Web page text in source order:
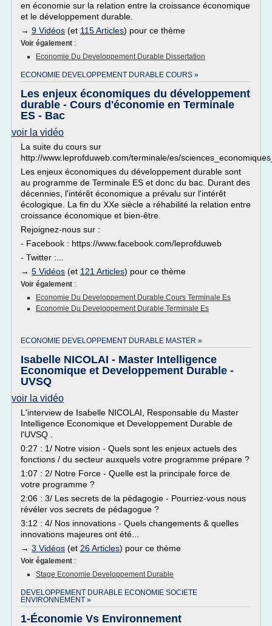
en économie sur la relation entre la croissance économique
et le développement durable.
→ 9 Vidéos (et 115 Articles) pour ce thème
Voir également :
Economie Du Developpement Durable Dissertation
ECONOMIE DEVELOPPEMENT DURABLE COURS »
Les enjeux économiques du développement
durable - Cours d'économie en Terminale
ES - Bac
voir la vidéo
La suite du cours sur
http://www.leprofduweb.com/terminale/es/
Les enjeux économiques du développement durable sont
au programme de Terminale ES et donc du bac. Durant des
décennies, l'intérêt économique a prévalu sur l'intérêt
écologique. La fin du XXe siècle a réhabilité la relation entre
croissance économique et bien-être.
Rejoignez-nous sur :
- Facebook : https://www.facebook.com/leprofduweb
- Twitter :...
→ 5 Vidéos (et 121 Articles) pour ce thème
Voir également :
Economie Du Developpement Durable Cours Terminale Es
Economie Du Developpement Durable Terminale Es
ECONOMIE DEVELOPPEMENT DURABLE MASTER »
Isabelle NICOLAI - Master Intelligence
Economique et Developpement Durable -
UVSQ
voir la vidéo
L'interview de Isabelle NICOLAI, Responsable du Master
Intelligence Economique et Developpement Durable de
l'UVSQ .
0:27 : 1/ Notre vision - Quels sont les enjeux actuels des
fonctions / du secteur auxquels votre programme prépare ?
1:07 : 2/ Notre Force - Quelle est la principale force de
votre programme ?
2:06 : 3/ Les secrets de la pédagogie - Pourriez-vous nous
révéler vos secrets de pédagogue ?
3:12 : 4/ Nos innovations - Quels changements & quelles
innovations majeures ont été...
→ 3 Vidéos (et 26 Articles) pour ce thème
Voir également :
Stage Economie Developpement Durable
DEVELOPPEMENT DURABLE ECONOMIE SOCIETE
ENVIRONNEMENT »
1-Économie Vs Environnement